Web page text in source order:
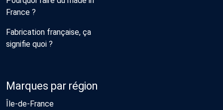
France ?
Fabrication française, ça
signifie quoi ?
Marques par région
Île-de-France